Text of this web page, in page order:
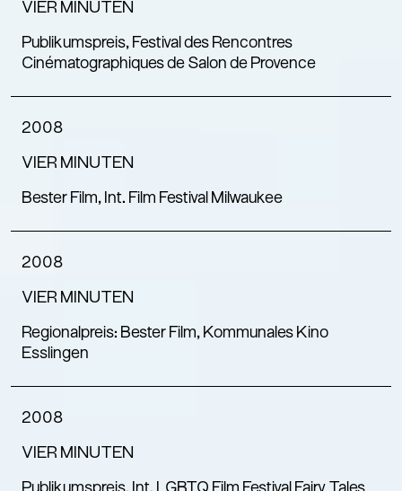
VIER MINUTEN
Publikumspreis, Festival des Rencontres
Cinématographiques de Salon de Provence
2008
VIER MINUTEN
Bester Film, Int. Film Festival Milwaukee
2008
VIER MINUTEN
Regionalpreis: Bester Film, Kommunales Kino
Esslingen
2008
VIER MINUTEN